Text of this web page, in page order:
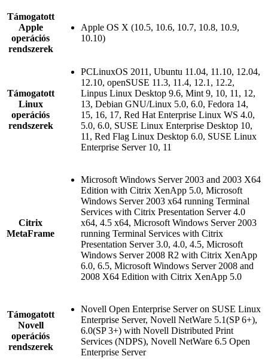
Támogatott
Apple
operációs
rendszerek
Apple OS X (10.5, 10.6, 10.7, 10.8, 10.9,
10.10)
Támogatott
Linux
operációs
rendszerek
PCLinuxOS 2011, Ubuntu 11.04, 11.10, 12.04,
12.10, openSUSE 11.3, 11.4, 12.1, 12.2,
Linpus Linux Desktop 9.6, Mint 9, 10, 11, 12,
13, Debian GNU/Linux 5.0, 6.0, Fedora 14,
15, 16, 17, Red Hat Enterprise Linux WS 4.0,
5.0, 6.0, SUSE Linux Enterprise Desktop 10,
11, Red Flag Linux Desktop 6.0, SUSE Linux
Enterprise Server 10, 11
Citrix
MetaFrame
Microsoft Windows Server 2003 and 2003 X64
Edition with Citrix XenApp 5.0, Microsoft
Windows Server 2003 x64 running Terminal
Services with Citrix Presentation Server 4.0
x64, 4.5 x64, Microsoft Windows Server 2003
running Terminal Services with Citrix
Presentation Server 3.0, 4.0, 4.5, Microsoft
Windows Server 2008 R2 with Citrix XenApp
6.0, 6.5, Microsoft Windows Server 2008 and
2008 X64 Edition with Citrix XenApp 5.0
Támogatott
Novell
operációs
rendszerek
Novell Open Enterprise Server on SUSE Linux
Enterprise Server, Novell NetWare 5.1(SP 6+),
6.0(SP 3+) with Novell Distributed Print
Services (NDPS), Novell NetWare 6.5 Open
Enterprise Server